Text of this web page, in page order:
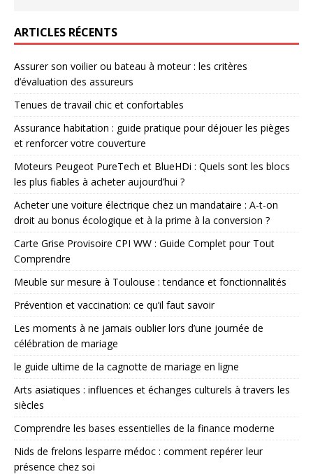
ARTICLES RÉCENTS
Assurer son voilier ou bateau à moteur : les critères
d’évaluation des assureurs
Tenues de travail chic et confortables
Assurance habitation : guide pratique pour déjouer les pièges
et renforcer votre couverture
Moteurs Peugeot PureTech et BlueHDi : Quels sont les blocs
les plus fiables à acheter aujourd’hui ?
Acheter une voiture électrique chez un mandataire : A-t-on
droit au bonus écologique et à la prime à la conversion ?
Carte Grise Provisoire CPI WW : Guide Complet pour Tout
Comprendre
Meuble sur mesure à Toulouse : tendance et fonctionnalités
Prévention et vaccination: ce qu’il faut savoir
Les moments à ne jamais oublier lors d’une journée de
célébration de mariage
le guide ultime de la cagnotte de mariage en ligne
Arts asiatiques : influences et échanges culturels à travers les
siècles
Comprendre les bases essentielles de la finance moderne
Nids de frelons lesparre médoc : comment repérer leur
présence chez soi